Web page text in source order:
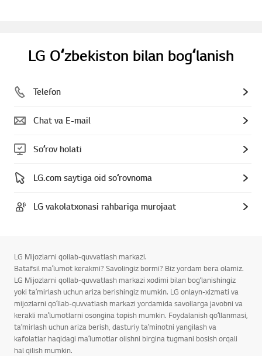
LG Oʻzbekiston bilan bogʻlanish
Telefon
Chat va E-mail
Soʻrov holati
LG.com saytiga oid soʻrovnoma
LG vakolatxonasi rahbariga murojaat
LG Mijozlarni qollab-quvvatlash markazi.
Batafsil maʼlumot kerakmi? Savolingiz bormi? Biz yordam bera olamiz.
LG Mijozlarni qollab-quvvatlash markazi xodimi bilan bogʻlanishingiz
yoki taʼmirlash uchun ariza berishingiz mumkin. LG onlayn-xizmati va
mijozlarni qoʻllab-quvvatlash markazi yordamida savollarga javobni va
kerakli maʼlumotlarni osongina topish mumkin. Foydalanish qoʻllanmasi,
taʼmirlash uchun ariza berish, dasturiy taʼminotni yangilash va
kafolatlar haqidagi maʼlumotlar olishni birgina tugmani bosish orqali
hal qilish mumkin.